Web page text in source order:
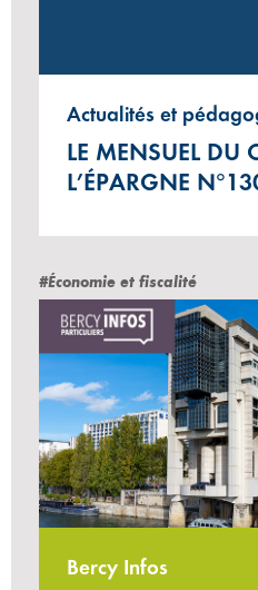
Actualités et
LE MENSUEL DU
L’ÉPARGNE
#Économie et fiscalité
Bercy Infos